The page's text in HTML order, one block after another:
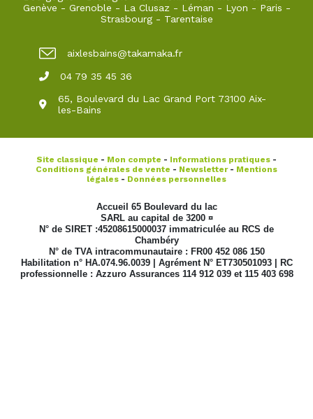
Genève - Grenoble - La Clusaz - Léman - Lyon - Paris -
Strasbourg- Tarentaise
aixlesbains@takamaka.fr
04 79 35 45 36
65, Boulevard du Lac Grand Port 73100 Aix-
les-Bains
Site classique - Mon compte - Informations pratiques -
Conditions générales de vente - Newsletter- Mentions
légales - Données personnelles
Accueil 65 Boulevard du lac
SARL au capital de 3200 ¤
N° de SIRET :45208615000037 immatriculée au RCS de
Chambéry
N° de TVA intracommunautaire : FR00 452 086 150
Habilitation n° HA.074.96.0039 | Agrément N° ET730501093 | RC
professionnelle : Azzuro Assurances 114 912 039 et 115 403 698